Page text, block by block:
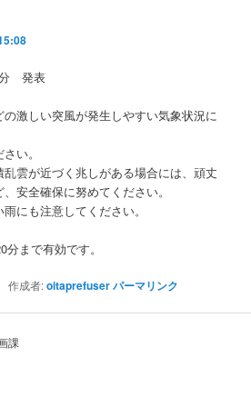
分 発表
激しい突風が発生しやすい気象状況に
い。
雲が近づく兆しがある場合には、頑丈
安全確保に努めてください。
にも注意してください。
まで有効です。
作成者:oitaprefuserパーマリンク
課